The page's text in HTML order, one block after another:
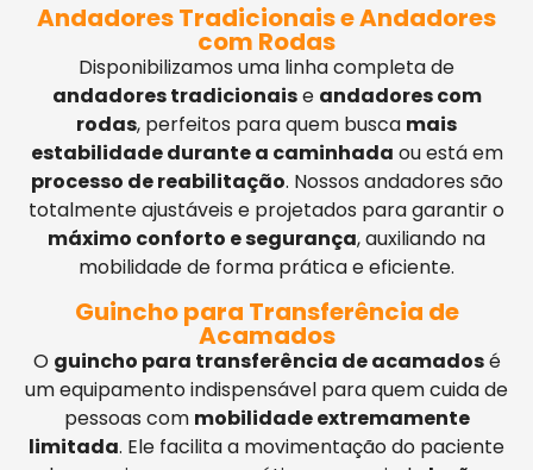
Andadores Tradicionais e Andadores
com Rodas
Disponibilizamos uma linha completa de
andadores tradicionaise andadores com
rodas, perfeitos para quem busca mais
estabilidade durante a caminhada ou está em
processo de reabilitação. Nossos andadores são
totalmente ajustáveis e projetados para garantir o
máximo conforto e segurança, auxiliando na
mobilidade de forma prática e eficiente.
Guincho para Transferência de
Acamados
O guincho para transferência de acamadosé
um equipamento indispensável para quem cuida de
pessoas com mobilidade extremamente
limitada. Ele facilita a movimentação do paciente